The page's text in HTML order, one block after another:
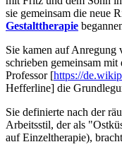
sie gemeinsam die neue
Gestalttherapie
Sie kamen auf Anregung
schrieben gemeinsam
Professor [https://
Hefferline] die
Sie definierte nach der
Arbeitsstil, der als
auf Einzeltherapie),